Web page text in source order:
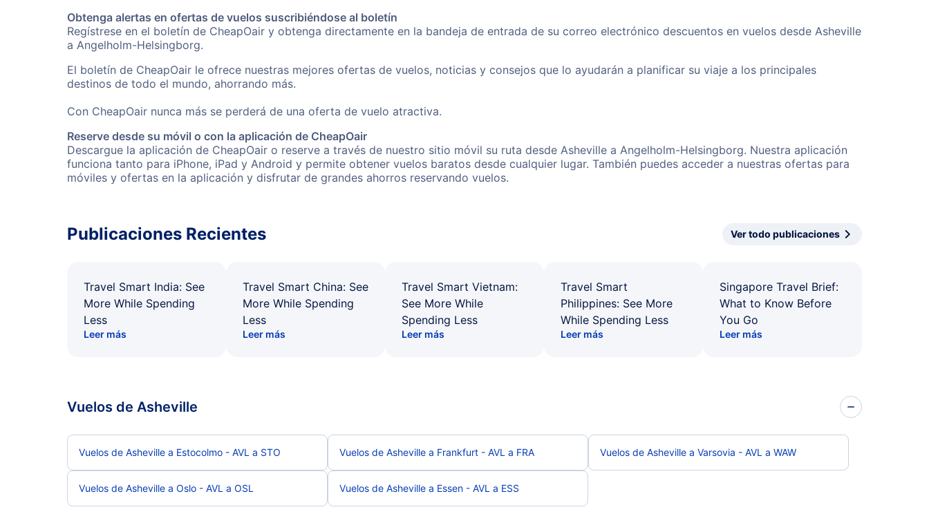
Obtenga alertas en ofertas de vuelos suscribiéndose al boletín
Regístrese en el boletín de CheapOair y obtenga directamente en la bandeja de entrada de su correo electrónico descuentos en vuelos desde Asheville
a Angelholm-Helsingborg.
El boletín de CheapOair le ofrece nuestras mejores ofertas de vuelos, noticias y consejos que lo ayudarán a planificar su viaje a los principales
destinos de todo el mundo, ahorrando más.
Con CheapOair nunca más se perderá de una oferta de vuelo atractiva.
Reserve desde su móvil o con la aplicación de CheapOair
Descargue la aplicación de CheapOair o reserve a través de nuestro sitio móvil su ruta desde Asheville a Angelholm-Helsingborg. Nuestra aplicación
funciona tanto para iPhone, iPad y Android y permite obtener vuelos baratos desde cualquier lugar. También puedes acceder a nuestras ofertas para
móviles y ofertas en la aplicación y disfrutar de grandes ahorros reservando vuelos.
Publicaciones Recientes Ver todo publicaciones
Travel Smart India: See
More While Spending
Less
Leer más
Travel Smart China: See
More While Spending
Less
Leer más
Travel Smart Vietnam:
See More While
Spending Less
Leer más
Travel Smart
Philippines: See More
While Spending Less
Leer más
Singapore Travel Brief:
What to Know Before
You Go
Leer más
Vuelos de Asheville
Vuelos de Asheville a Estocolmo - AVL a STO Vuelos de Asheville a Frankfurt - AVL a FRA Vuelos de Asheville a Varsovia - AVL a WAW
Vuelos de Asheville a Oslo - AVL a OSL Vuelos de Asheville a Essen - AVL a ESS